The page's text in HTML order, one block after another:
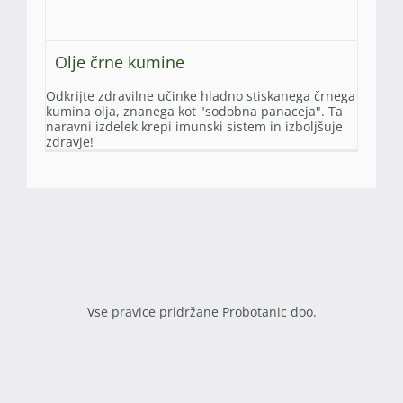
Olje črne kumine
Odkrijte zdravilne učinke hladno stiskanega črnega
kumina olja, znanega kot "sodobna panaceja". Ta
naravni izdelek krepi imunski sistem in izboljšuje
zdravje!
Vse pravice pridržane Probotanic doo.